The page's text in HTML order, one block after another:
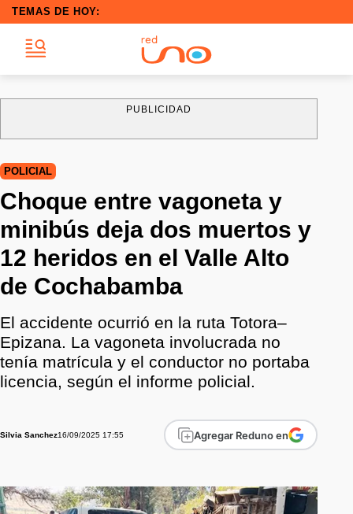
TEMAS DE HOY:
PUBLICIDAD
POLICIAL
Choque entre vagoneta y
minibús deja dos muertos y
12 heridos en el Valle Alto
de Cochabamba
El accidente ocurrió en la ruta Totora–
Epizana. La vagoneta involucrada no
tenía matrícula y el conductor no portaba
licencia, según el informe policial.
Silvia Sanchez16/09/2025 17:55 Agregar Reduno en